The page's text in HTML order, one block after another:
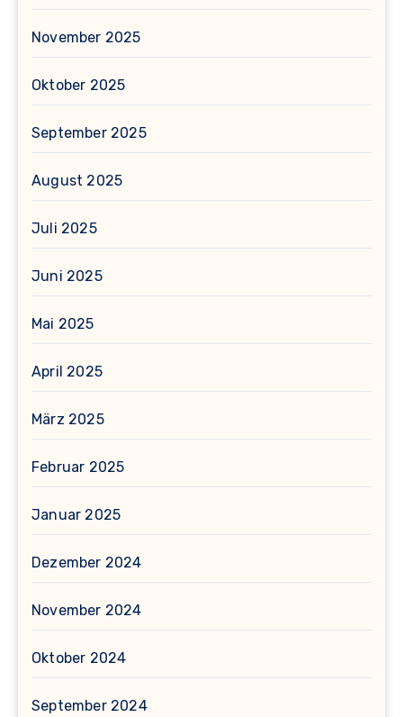
November 2025
Oktober 2025
September 2025
August 2025
Juli 2025
Juni 2025
Mai 2025
April 2025
März 2025
Februar 2025
Januar 2025
Dezember 2024
November 2024
Oktober 2024
September 2024